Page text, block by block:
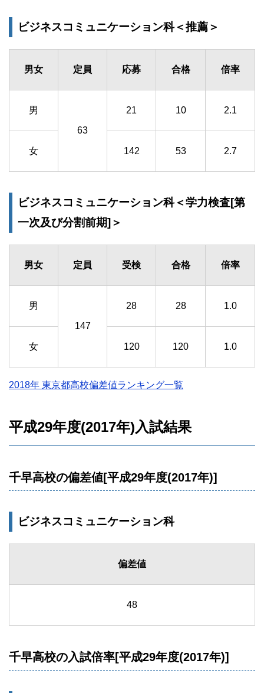
ビジネスコミュニケーション科＜推薦＞
男女 定員 応募 合格 倍率
男
63
21 10 2.1
女 142 53 2.7
ビジネスコミュニケーション科＜学力検査[第
一次及び分割前期]＞
男女 定員 受検 合格 倍率
男
147
28 28 1.0
女 120 120 1.0
2018年 東京都高校偏差値ランキング一覧
平成29年度(2017年)入試結果
千早高校の偏差値[平成29年度(2017年)]
ビジネスコミュニケーション科
偏差値
48
千早高校の入試倍率[平成29年度(2017年)]